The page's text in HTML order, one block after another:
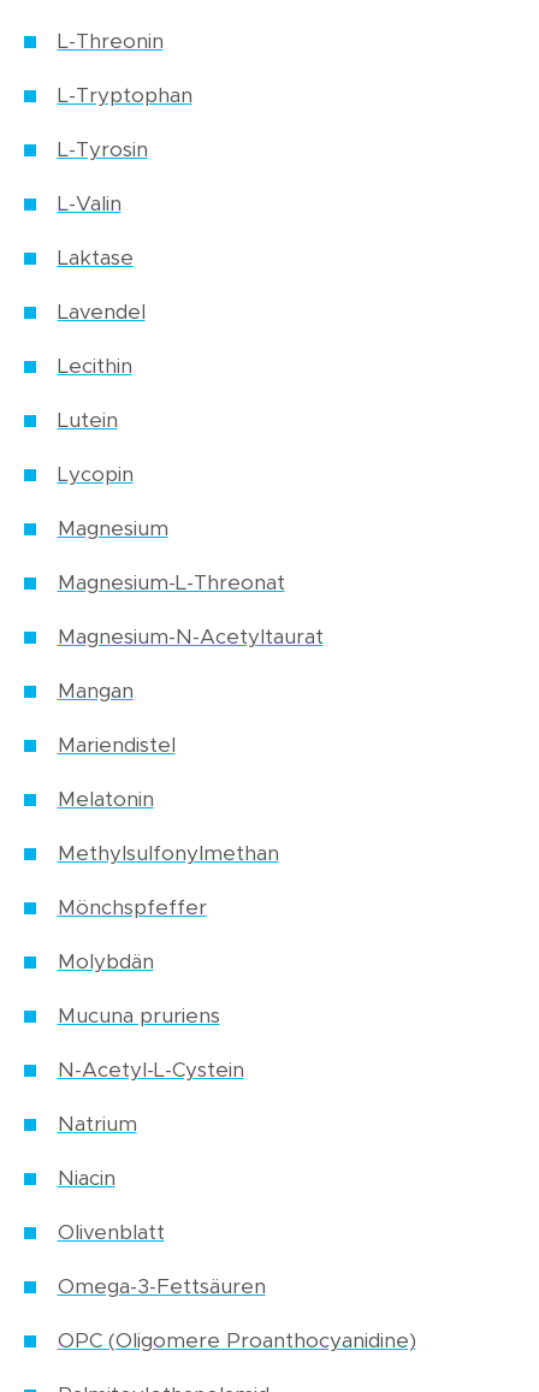
L-Threonin
L-Tryptophan
L-Tyrosin
L-Valin
Laktase
Lavendel
Lecithin
Lutein
Lycopin
Magnesium
Magnesium-L-Threonat
Magnesium-N-Acetyltaurat
Mangan
Mariendistel
Melatonin
Methylsulfonylmethan
Mönchspfeffer
Molybdän
Mucuna pruriens
N-Acetyl-L-Cystein
Natrium
Niacin
Olivenblatt
Omega-3-Fettsäuren
OPC (Oligomere Proanthocyanidine)